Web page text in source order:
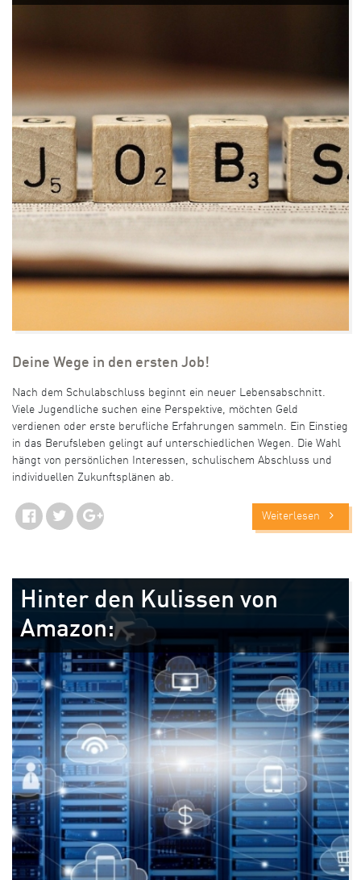
Deine Wege in den ersten Job!
Nach dem Schulabschluss beginnt ein neuer Lebensabschnitt.
Viele Jugendliche suchen eine Perspektive, möchten Geld
verdienen oder erste berufliche Erfahrungen sammeln. Ein Einstieg
in das Berufsleben gelingt auf unterschiedlichen Wegen. Die Wahl
hängt von persönlichen Interessen, schulischem Abschluss und
individuellen Zukunftsplänen ab.
Weiterlesen
Hinter den Kulissen von
Amazon: